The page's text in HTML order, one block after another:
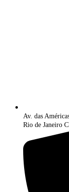
Av. das
Rio de Janeiro